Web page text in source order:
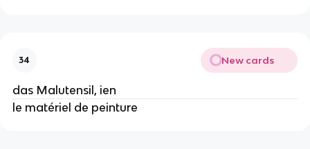
34 New cards
das Malutensil, ien
le matériel de peinture